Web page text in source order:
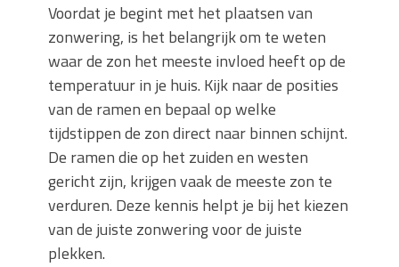
Voordat je begint met het plaatsen van
zonwering, is het belangrijk om te weten
waar de zon het meeste invloed heeft op de
temperatuur in je huis. Kijk naar de posities
van de ramen en bepaal op welke
tijdstippen de zon direct naar binnen schijnt.
De ramen die op het zuiden en westen
gericht zijn, krijgen vaak de meeste zon te
verduren. Deze kennis helpt je bij het kiezen
van de juiste zonwering voor de juiste
plekken.